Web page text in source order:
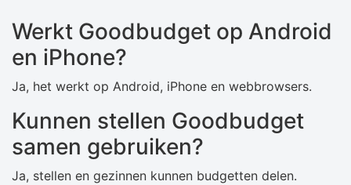
Werkt Goodbudget op Android
en iPhone?
Ja, het werkt op Android, iPhone en webbrowsers.
Kunnen stellen Goodbudget
samen gebruiken?
Ja, stellen en gezinnen kunnen budgetten delen.